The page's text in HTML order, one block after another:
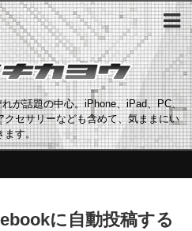
が話題の中心。iPhone、iPad、PC、
セサリーなども含めて、気ままにい
ます。
に自動投稿する